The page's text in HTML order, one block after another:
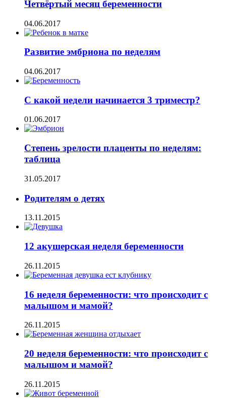
Четвёртый месяц беременности
04.06.2017
Развитие эмбриона по неделям
04.06.2017
С какой недели начинается 3 триместр?
01.06.2017
Степень зрелости плаценты по неделям:
таблица
31.05.2017
Родителям о детях
13.11.2015
12 акушерская неделя беременности
26.11.2015
16 неделя беременности: что происходит с
малышом и мамой?
26.11.2015
20 неделя беременности: что происходит с
малышом и мамой?
26.11.2015